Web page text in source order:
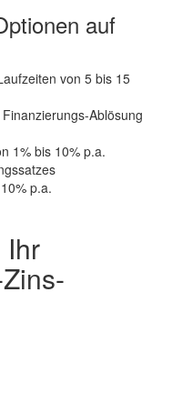
auf
von 5 bis 15
Ablösung
1% bis 10% p.a.
p.a.
Ihr